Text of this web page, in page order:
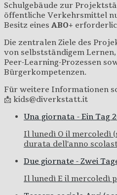
Schulgebäude zur
öffentliche Verkehrsmittel
Besitz eines ABO+
Die zentralen Ziele des
von selbstständigem
Peer-Learning-Prozessen
Bürgerkompetenzen.
Für weitere Informationen
📩 kids@diverkstatt.it
Una giornata - Ein Tag
Il lunedì O il mercoledì
durata dell'anno
Due giornate - Zwei
Il lunedì E il mercoledì